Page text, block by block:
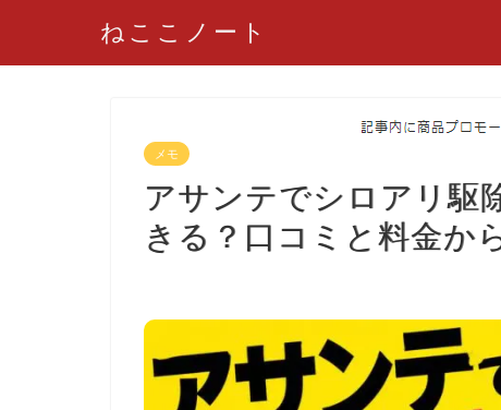
ねここノート
メモ
アサンテでシロアリ駆
きる？口コミと料金か